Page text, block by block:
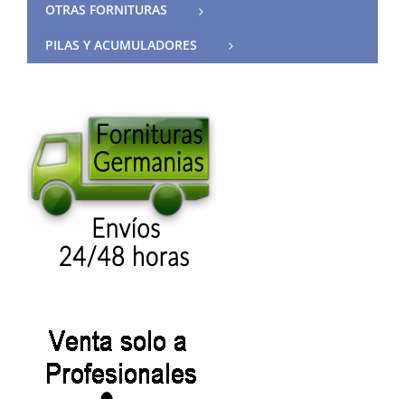
OTRAS FORNITURAS
PILAS Y ACUMULADORES